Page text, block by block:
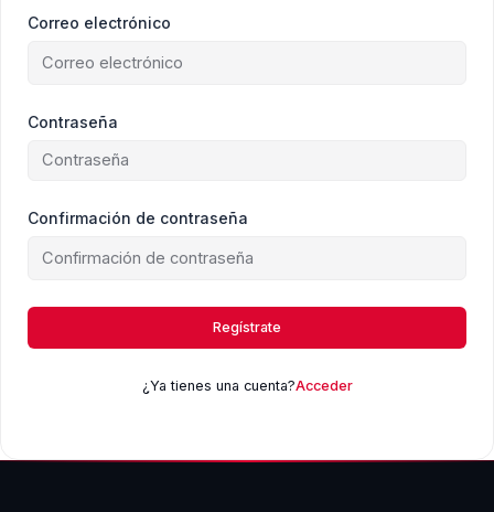
Correo electrónico
Contraseña
Confirmación de contraseña
Regístrate
¿Ya tienes una cuenta?Acceder